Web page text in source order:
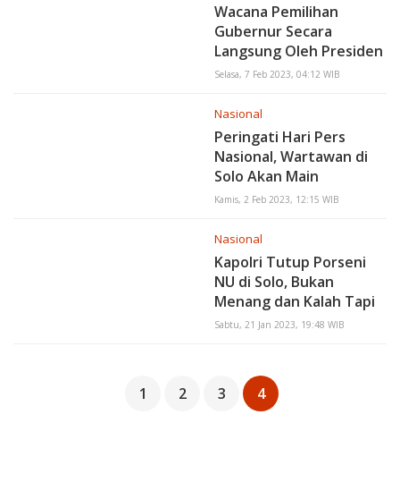
Wacana Pemilihan
Gubernur Secara
Langsung Oleh Presiden
Menui Pro-Kontra
Selasa, 7 Feb 2023, 04:12 WIB
Nasional
Peringati Hari Pers
Nasional, Wartawan di
Solo Akan Main
Kethoprak Bertema
Kamis, 2 Feb 2023, 12:15 WIB
Nasional
Kapolri Tutup Porseni
NU di Solo, Bukan
Menang dan Kalah Tapi
Kerukunan Tetap Kita
Sabtu, 21 Jan 2023, 19:48 WIB
1 2 3 4